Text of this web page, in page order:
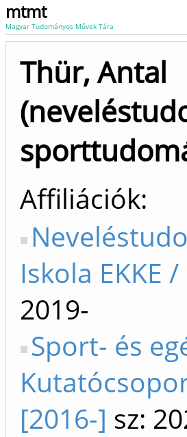
mtmt
Magyar Tudományos Művek Tára
Thür, Antal
Affiliációk
Iskola EKKE
2019-
Sport- és
[2016-] sz: